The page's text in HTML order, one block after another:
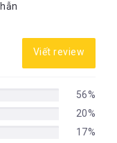
Viết review
56%
20%
17%